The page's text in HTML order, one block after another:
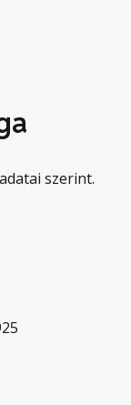
szerint.